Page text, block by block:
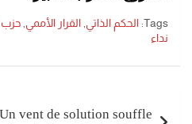
Tags: الحكم الذاتي, القرار الأممي, حزب
نداء
المقالاتvent de solution souffle